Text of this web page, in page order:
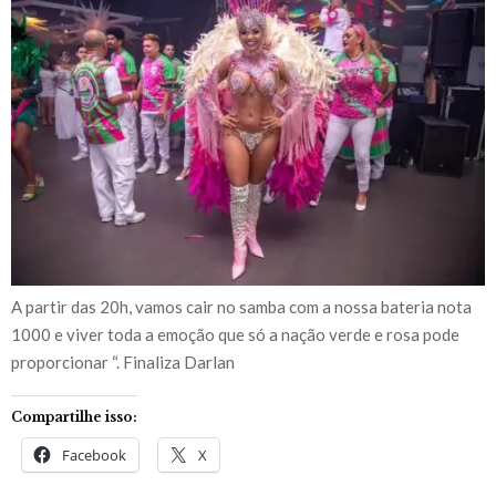
A partir das 20h, vamos cair no samba com a nossa bateria nota
1000 e viver toda a emoção que só a nação verde e rosa pode
proporcionar “. Finaliza Darlan
Compartilhe isso:
Facebook X